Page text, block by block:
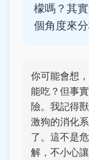
檬嗎？其
個角度來分
你可能會想
能吃？但事
險。我記得
激狗的消化
了。這不是
解，不小心